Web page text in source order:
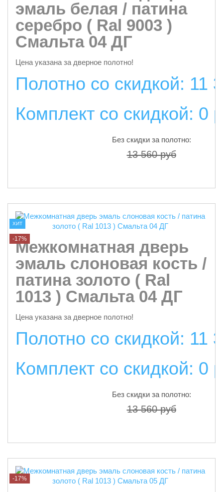
эмаль белая / патина
серебро ( Ral 9003 )
Смальта 04 ДГ
Цена указана за дверное полотно!
Полотно со скидкой: 11
Комплект со скидкой: 0
Без скидки за полотно:
13 560 руб
ХИТ
-17%
Межкомнатная дверь
эмаль слоновая кость /
патина золото ( Ral
1013 ) Смальта 04 ДГ
Цена указана за дверное полотно!
Полотно со скидкой: 11
Комплект со скидкой: 0
Без скидки за полотно:
13 560 руб
-17%